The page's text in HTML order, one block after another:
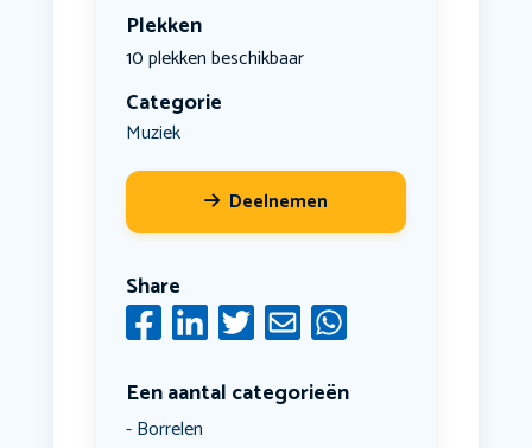
Plekken
10 plekken beschikbaar
Categorie
Muziek
Deelnemen
Share
Een aantal categorieën
Borrelen